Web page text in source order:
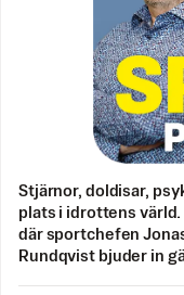
Stjärnor, doldisar,
plats i idrottens
där sportchefen
Rundqvist bjuder in